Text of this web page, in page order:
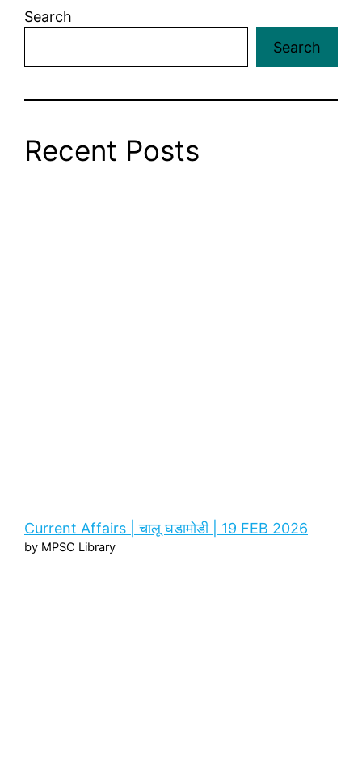
Search
Search
Recent Posts
Current Affairs | चालू घडामोडी | 19 FEB 2026
by MPSC Library